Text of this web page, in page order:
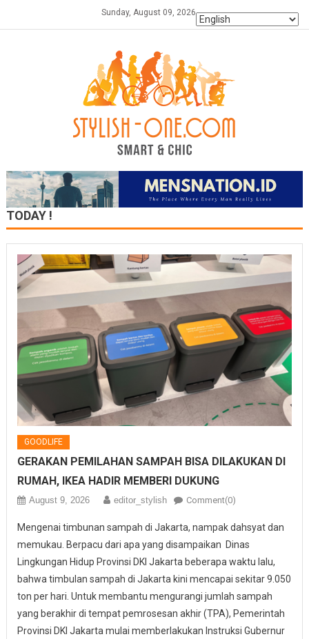
Sunday, August 09, 2026
TODAY !
GOODLIFE
GERAKAN PEMILAHAN SAMPAH BISA DILAKUKAN DI
RUMAH, IKEA HADIR MEMBERI DUKUNG
August 9, 2026 editor_stylish Comment(0)
Mengenai timbunan sampah di Jakarta, nampak dahsyat dan
memukau. Berpacu dari apa yang disampaikan Dinas
Lingkungan Hidup Provinsi DKI Jakarta beberapa waktu lalu,
bahwa timbulan sampah di Jakarta kini mencapai sekitar 9.050
ton per hari. Untuk membantu mengurangi jumlah sampah
yang berakhir di tempat pemrosesan akhir (TPA), Pemerintah
Provinsi DKI Jakarta mulai memberlakukan Instruksi Gubernur